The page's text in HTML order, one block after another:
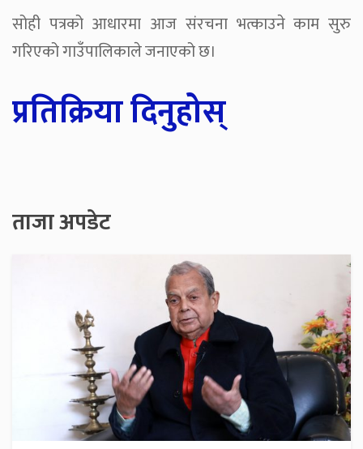
सोही पत्रको आधारमा आज संरचना भत्काउने काम सुरु
गरिएको गाउँपालिकाले जनाएको छ।
प्रतिक्रिया दिनुहोस्
ताजा अपडेट